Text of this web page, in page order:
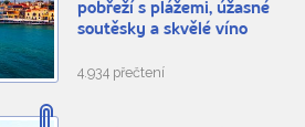
pobřeží s plážemi, úžasné
soutěsky a skvělé víno
4.934 přečtení